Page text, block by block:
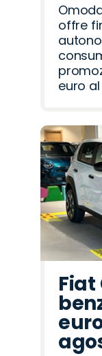
offre
euro
Fiat